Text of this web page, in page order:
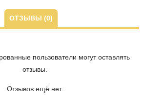
ОТЗЫВЫ (0)
пользователи могут оставлять
отзывы.
Отзывов ещё нет.